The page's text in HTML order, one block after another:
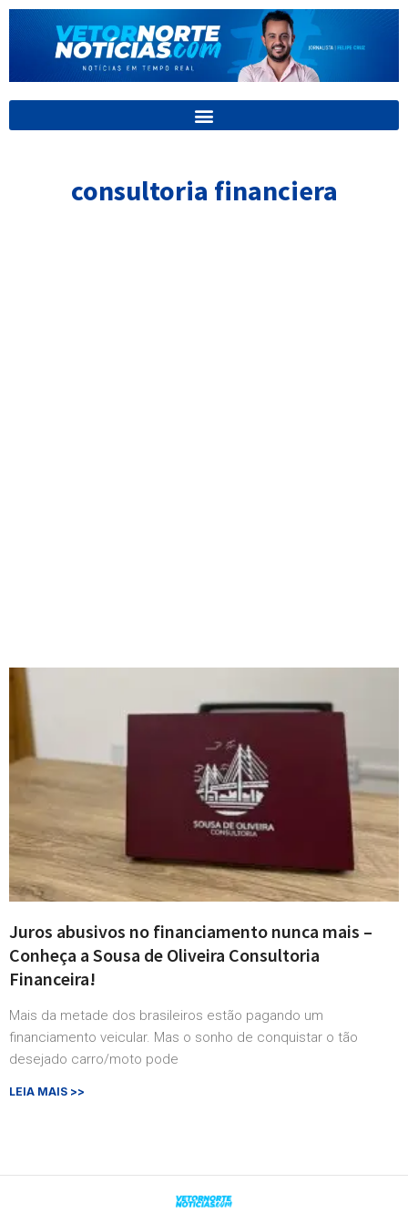
para
conteúdo
consultoria financiera
Juros abusivos no financiamento nunca mais –
Conheça a Sousa de Oliveira Consultoria
Financeira!
Mais da metade dos brasileiros estão pagando um
financiamento veicular. Mas o sonho de conquistar o tão
desejado carro/moto pode
LEIA MAIS >>